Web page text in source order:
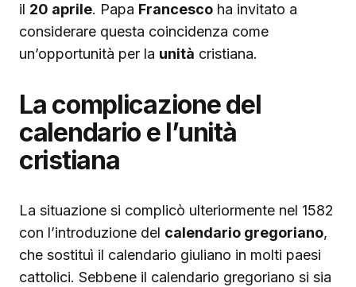
il 20 aprile. Papa Francesco ha invitato a
considerare questa coincidenza come
un’opportunità per la unità cristiana.
La complicazione del
calendario e l’unità
cristiana
La situazione si complicò ulteriormente nel 1582
con l’introduzione del calendario gregoriano,
che sostituì il calendario giuliano in molti paesi
cattolici. Sebbene il calendario gregoriano si sia